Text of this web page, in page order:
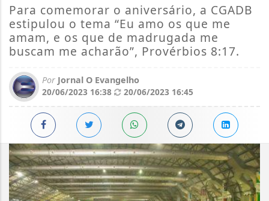
Para comemorar o aniversário, a CGADB
estipulou o tema “Eu amo os que me
amam, e os que de madrugada me
buscam me acharão”, Provérbios 8:17.
Por Jornal O Evangelho
20/06/2023 16:38
20/06/2023 16:45